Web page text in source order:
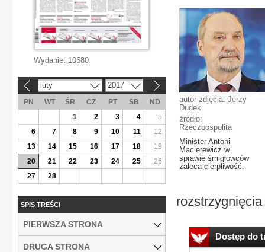
autor zdjęcia: Jerzy
Dudek
źródło:
Rzeczpospolita
Minister Antoni
Macierewicz w
sprawie śmigłowców
zaleca cierpliwość.
Dostęp do
Wydanie: 10680
luty 2017
PN WT ŚR CZ PT SB
ND
1
2 3 4
5
6
7 8 9 10 11
12
13
14 15 16 17 18
19
20
21 22 23 24 25
26
27
28
SPIS TREŚCI
PIERWSZA STRONA
DRUGA STRONA